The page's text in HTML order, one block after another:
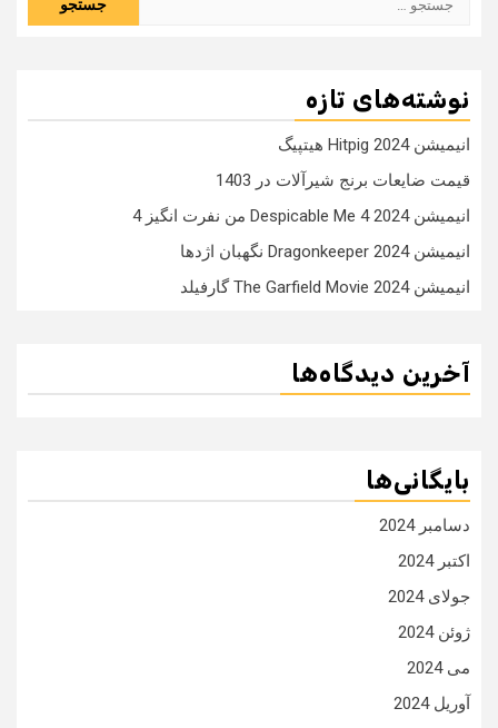
نوشته‌های تازه
انیمیشن Hitpig 2024 هیتپیگ
قیمت ضایعات برنج شیرآلات در 1403
انیمیشن Despicable Me 4 2024 من نفرت انگیز 4
انیمیشن Dragonkeeper 2024 نگهبان اژدها
انیمیشن The Garfield Movie 2024 گارفیلد
آخرین دیدگاه‌ها
بایگانی‌ها
دسامبر 2024
اکتبر 2024
جولای 2024
ژوئن 2024
می 2024
آوریل 2024